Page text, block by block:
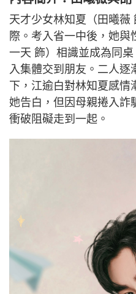
天才少女林知夏（田曦薇
際。考入省一中後，她與
一天 飾）相識並成為同
入集體交到朋友。二人逐
下，江逾白對林知夏感
她告白，但因母親捲入詐
衝破阻礙走到一起。